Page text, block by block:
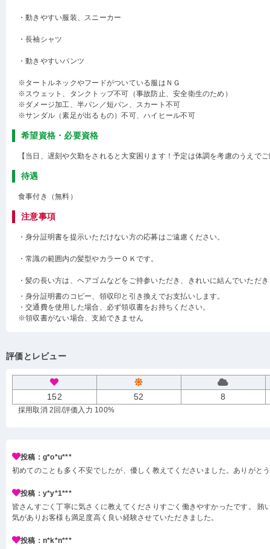
・動きやすい服装、スニーカー
・長袖シャツ
・動きやすいパンツ
※タートルネックやフードがついている服はＮＧ
※スウェット、タンクトップ不可（事故防止、安全衛生のため）
※ダメージ加工、半パン／短パン、スカート不可
※サンダル（素足が出るもの）不可、ハイヒール不可
希望資格・必要資格
【当日、遅刻や欠勤をされると大変困ります！予定は体調を考慮のうえで
待遇
食事付き（無料）
注意事項
・身分証明書を提示いただけない方の応募はご遠慮ください。
・常識の範囲内の髪型やカラーＯＫです。
・髪の長い方は、ヘアゴムなどをご持参いただき、きれいに結んでいただ
・身分証明書のコピー、領収印と引き換えでお支払いします。
・交通費を使用した場合、必ず領収書をお持ちください。
※領収書がない場合、支給できません
評価とレビュー
152 52 8
採用取消 2回 /評価入力 100%
投稿：g*o*u***
初めてのことも多く不安でしたが、優しく教えてくださいました。ありがと
投稿：y*y*1***
皆さんすごく丁寧に気さくに教えてくださりすごく働きやすかったです。 賄
気がありお客様も満足度高く良い経験させていただきました。
投稿：n*k*n***